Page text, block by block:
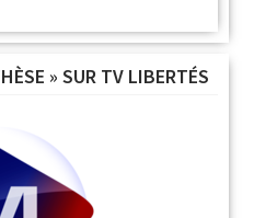
» SUR TV LIBERTÉS